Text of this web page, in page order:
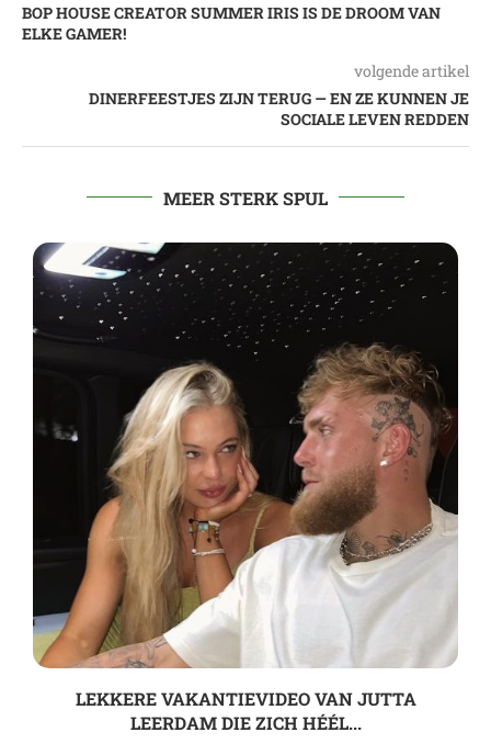
BOP HOUSE CREATOR SUMMER IRIS IS DE DROOM VAN
ELKE GAMER!
volgende artikel
DINERFEESTJES ZIJN TERUG — EN ZE KUNNEN JE
SOCIALE LEVEN REDDEN
MEER STERK SPUL
LEKKERE VAKANTIEVIDEO VAN JUTTA
LEERDAM DIE ZICH HÉÉL...